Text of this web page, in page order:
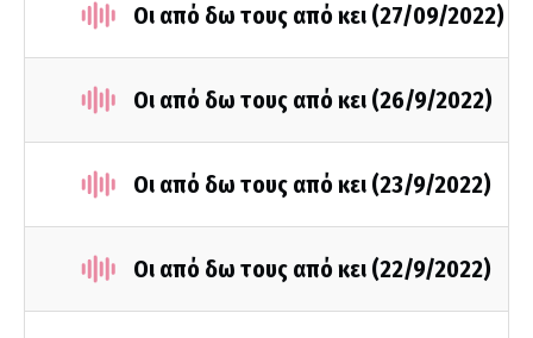
Οι από δω τους από κει (27/09/2022)
Οι από δω τους από κει (26/9/2022)
Οι από δω τους από κει (23/9/2022)
Οι από δω τους από κει (22/9/2022)